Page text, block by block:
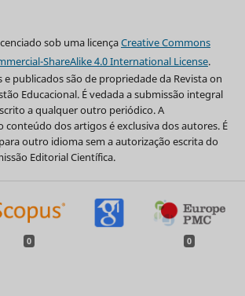
sob uma licençaCreative Commons
ShareAlike 4.0 International License.
publicados são de propriedade da Revista on
Educacional. É vedada a submissão integral
a qualquer outro periódico. A
conteúdo dos artigos é exclusiva dos autores. É
outro idioma sem a autorização escrita do
Editorial Científica.
0 0